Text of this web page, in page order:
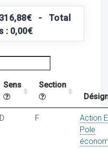
316,88€ - Total
: 0,00€
Sens
Section
D F
Action
Pole